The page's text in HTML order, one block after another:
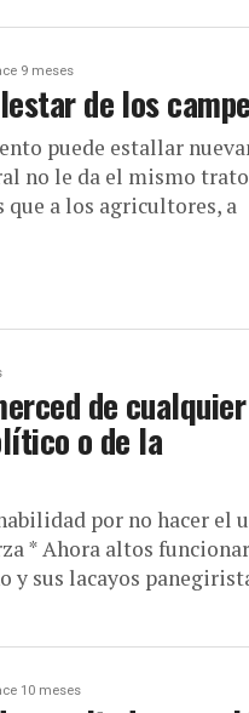
9 meses
de los
puede estallar
no le da el mismo trato
que a los agricultores, a
de cualquier
o de la
por no hacer el
* Ahora altos
y sus lacayos
10 meses